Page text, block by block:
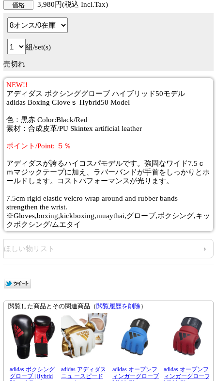
価格 3,980円(税込 Incl.Tax)
組/set(s)
売切れ
NEW!!
アディダス ボクシンググローブ ハイブリッド50モデル
adidas Boxing Gloveｓ Hybrid50 Model
色：黒赤 Color:Black/Red
素材：合成皮革/PU Skintex artificial leather
ポイント/Point: ５％
アディダスが誇るハイコスパモデルです。強固なワイド7.5ｃ
ｍマジックテープに加え、ラバーバンドが手首をしっかりとホ
ールドします。コストパフォーマンスが光ります。
7.5cm rigid elastic velcro wrap around and rubber bands
strengthen the wrist.
※Gloves,boxing,kickboxing,muaythai,グローブ,ボクシング,キッ
クボクシング/ムエタイ
ほしい物リスト